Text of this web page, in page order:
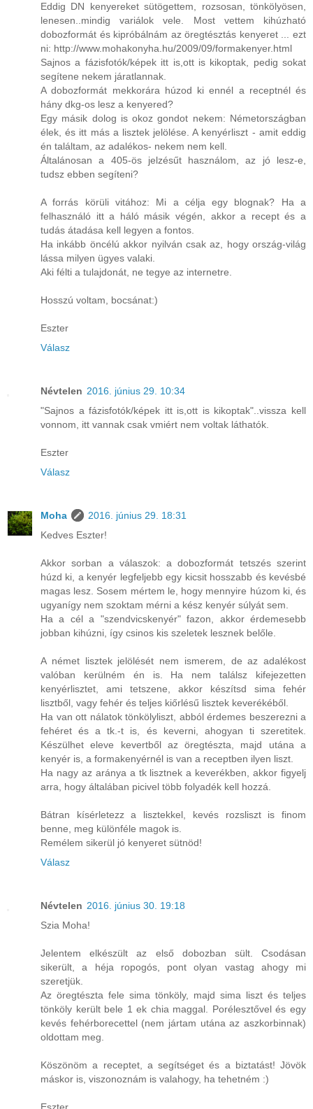
Eddig DN kenyereket sütögettem, rozsosan, tönkölyösen,
lenesen..mindig variálok vele. Most vettem kihúzható
dobozformát és kipróbálnám az öregtésztás kenyeret ... ezt
ni: http://www.mohakonyha.hu/2009/09/formakenyer.html
Sajnos a fázisfotók/képek itt is,ott is kikoptak, pedig sokat
segítene nekem járatlannak.
A dobozformát mekkorára húzod ki ennél a receptnél és
hány dkg-os lesz a kenyered?
Egy másik dolog is okoz gondot nekem: Németországban
élek, és itt más a lisztek jelölése. A kenyérliszt - amit eddig
én találtam, az adalékos- nekem nem kell.
Általánosan a 405-ös jelzésűt használom, az jó lesz-e,
tudsz ebben segíteni?
A forrás körüli vitához: Mi a célja egy blognak? Ha a
felhasználó itt a háló másik végén, akkor a recept és a
tudás átadása kell legyen a fontos.
Ha inkább öncélú akkor nyilván csak az, hogy ország-világ
lássa milyen ügyes valaki.
Aki félti a tulajdonát, ne tegye az internetre.
Hosszú voltam, bocsánat:)
Eszter
Válasz
Névtelen 2016. június 29. 10:34
"Sajnos a fázisfotók/képek itt is,ott is kikoptak"..vissza kell
vonnom, itt vannak csak vmiért nem voltak láthatók.
Eszter
Válasz
Moha
2016. június 29. 18:31
Kedves Eszter!
Akkor sorban a válaszok: a dobozformát tetszés szerint
húzd ki, a kenyér legfeljebb egy kicsit hosszabb és kevésbé
magas lesz. Sosem mértem le, hogy mennyire húzom ki, és
ugyanígy nem szoktam mérni a kész kenyér súlyát sem.
Ha a cél a "szendvicskenyér" fazon, akkor érdemesebb
jobban kihúzni, így csinos kis szeletek lesznek belőle.
A német lisztek jelölését nem ismerem, de az adalékost
valóban kerülném én is. Ha nem találsz kifejezetten
kenyérlisztet, ami tetszene, akkor készítsd sima fehér
lisztből, vagy fehér és teljes kiőrlésű lisztek keverékéből.
Ha van ott nálatok tönkölyliszt, abból érdemes beszerezni a
fehéret és a tk.-t is, és keverni, ahogyan ti szeretitek.
Készülhet eleve kevertből az öregtészta, majd utána a
kenyér is, a formakenyérnél is van a receptben ilyen liszt.
Ha nagy az aránya a tk lisztnek a keverékben, akkor figyelj
arra, hogy általában picivel több folyadék kell hozzá.
Bátran kísérletezz a lisztekkel, kevés rozsliszt is finom
benne, meg különféle magok is.
Remélem sikerül jó kenyeret sütnöd!
Válasz
Névtelen 2016. június 30. 19:18
Szia Moha!
Jelentem elkészült az első dobozban sült. Csodásan
sikerült, a héja ropogós, pont olyan vastag ahogy mi
szeretjük.
Az öregtészta fele sima tönköly, majd sima liszt és teljes
tönköly került bele 1 ek chia maggal. Porélesztővel és egy
kevés fehérborecettel (nem jártam utána az aszkorbinnak)
oldottam meg.
Köszönöm a receptet, a segítséget és a biztatást! Jövök
máskor is, viszonoznám is valahogy, ha tehetném :)